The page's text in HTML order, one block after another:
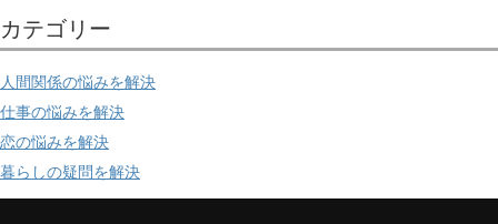
カテゴリー
人間関係の悩みを解決
仕事の悩みを解決
恋の悩みを解決
暮らしの疑問を解決